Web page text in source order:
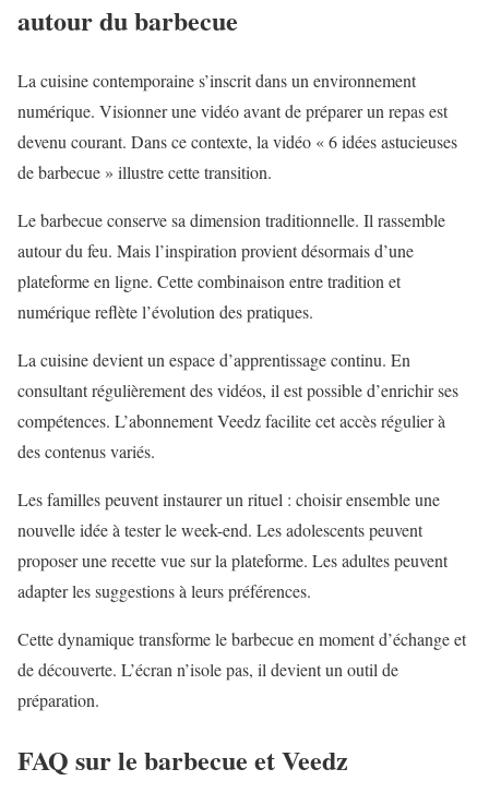
autour du barbecue
La cuisine contemporaine s’inscrit dans un environnement
numérique. Visionner une vidéo avant de préparer un repas est
devenu courant. Dans ce contexte, la vidéo « 6 idées astucieuses
de barbecue » illustre cette transition.
Le barbecue conserve sa dimension traditionnelle. Il rassemble
autour du feu. Mais l’inspiration provient désormais d’une
plateforme en ligne. Cette combinaison entre tradition et
numérique reflète l’évolution des pratiques.
La cuisine devient un espace d’apprentissage continu. En
consultant régulièrement des vidéos, il est possible d’enrichir ses
compétences. L’abonnement Veedz facilite cet accès régulier à
des contenus variés.
Les familles peuvent instaurer un rituel : choisir ensemble une
nouvelle idée à tester le week-end. Les adolescents peuvent
proposer une recette vue sur la plateforme. Les adultes peuvent
adapter les suggestions à leurs préférences.
Cette dynamique transforme le barbecue en moment d’échange et
de découverte. L’écran n’isole pas, il devient un outil de
préparation.
FAQ sur le barbecue et Veedz